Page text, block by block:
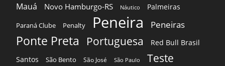
Mauá Novo Hamburgo-RS Náutico Palmeiras
Paraná Clube Penalty Peneira Peneiras
Ponte Preta Portuguesa
Red Bull Brasil
Santos
São Bento São José São Paulo Teste